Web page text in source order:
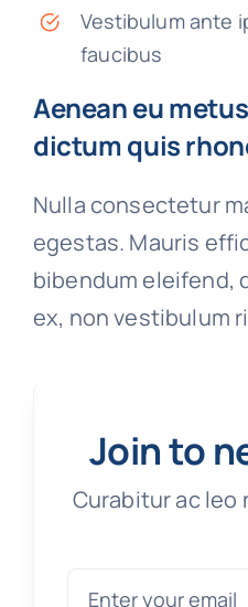
Vestibulum ante
faucibus
Aenean eu
dictum quis
Nulla consectetur
egestas. Mauris
bibendum eleifend,
ex, non vestibulum
Join to
Curabitur ac leo